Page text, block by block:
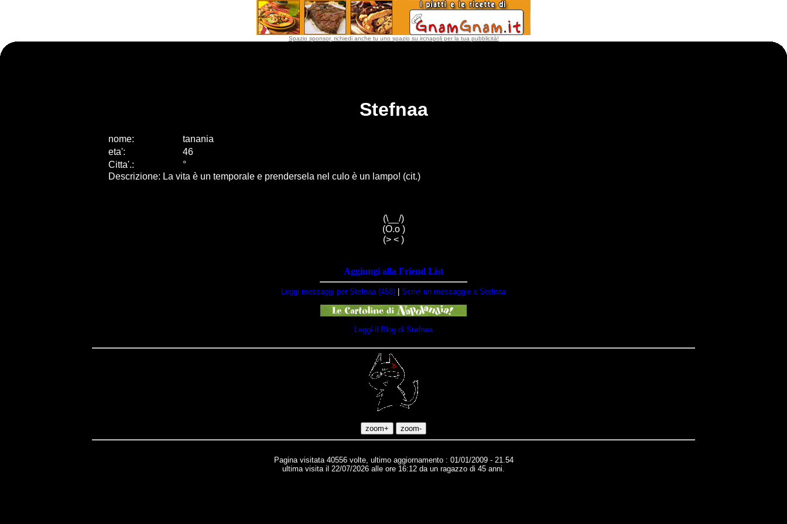
Spazio sponsor, richiedi anche tu uno spazio su ircnapoli per la tua pubblicità!
Stefnaa
nome:
tanania
eta':
46
Citta'.:
°
Descrizione: La vita è un temporale e prendersela nel culo è un lampo! (cit.)
(\__/)
(O.o )
(> < )
Aggiungi alla Friend List
Leggi messaggi per Stefnaa (458) Scrivi un messaggio a Stefnaa
Leggi il Blog di Stefnaa
Pagina visitata 40556 volte, ultimo aggiornamento : 01/01/2009 - 21.54
ultima visita il 22/07/2026 alle ore 16:12 da un ragazzo di 45 anni.